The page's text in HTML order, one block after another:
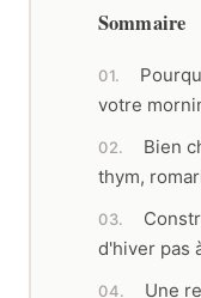
Sommaire
votre
Bien
thym,
d'hiver pas
Une